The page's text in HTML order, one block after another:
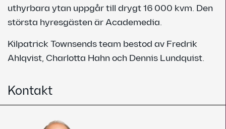
uthyrbara ytan uppgår till drygt 16 000 kvm. Den
största hyresgästen är Academedia.
Kilpatrick Townsends team bestod av Fredrik
Ahlqvist, Charlotta Hahn och Dennis Lundquist.
Kontakt